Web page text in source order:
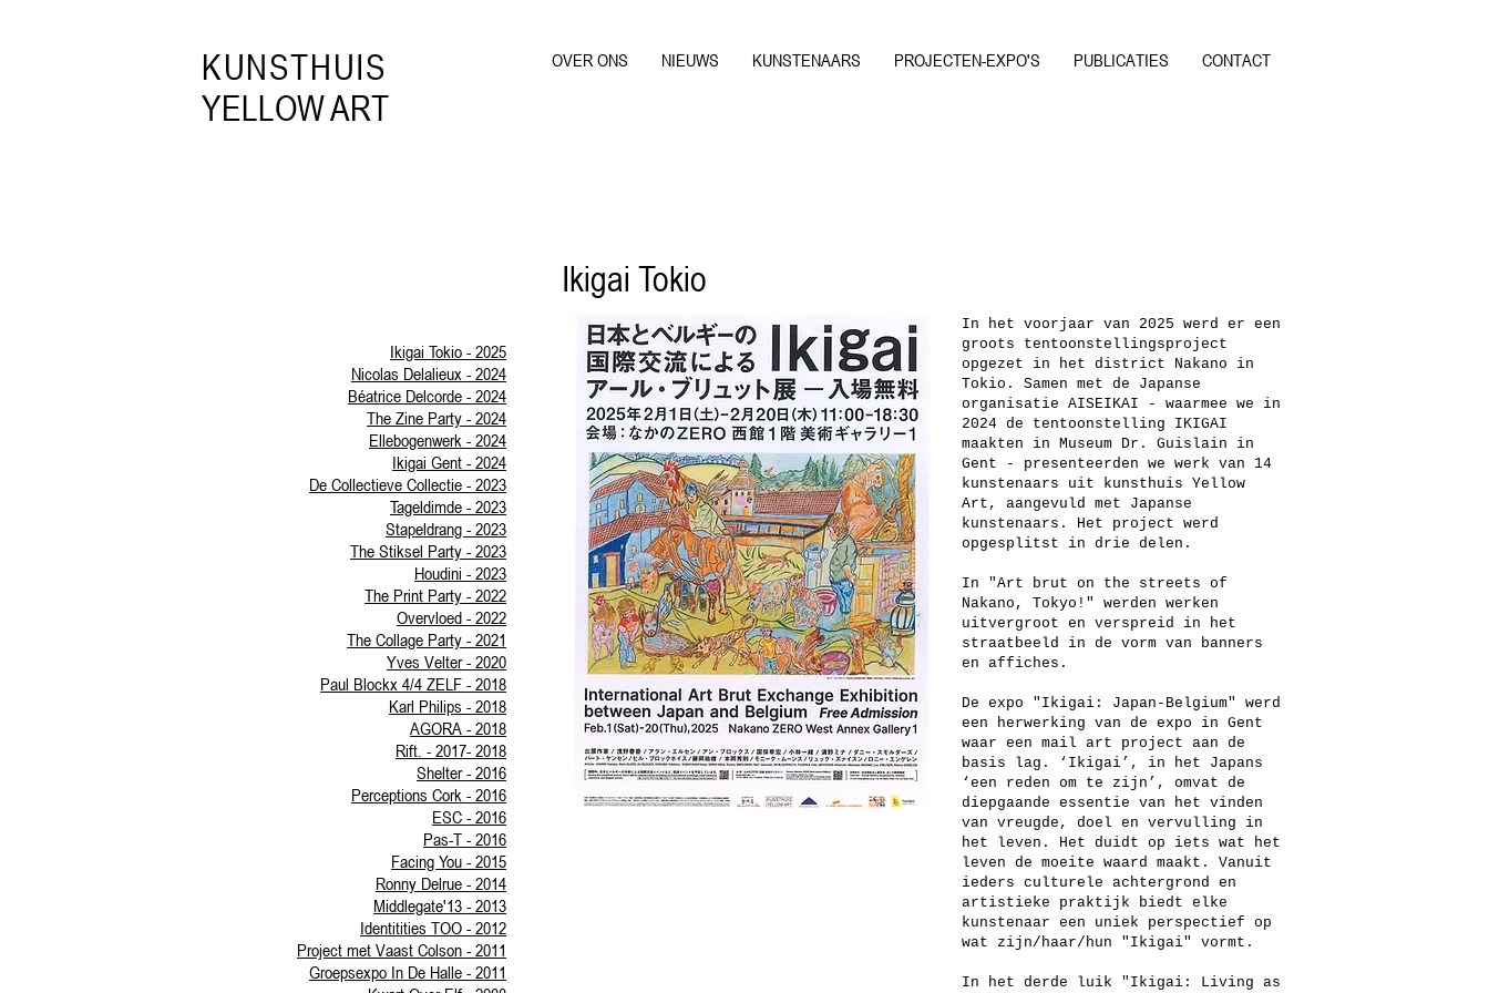
KUNSTHUIS
YELLOW ART
OVER ONS NIEUWS KUNSTENAARS PROJECTEN-EXPO'S PUBLICATIES CONTACT
Ikigai Tokio
Ikigai Tokio - 2025
Nicolas Delalieux - 2024
Béatrice Delcorde - 2024
The Zine Party - 2024
Ellebogenwerk - 2024
Ikigai Gent - 2024
De Collectieve Collectie - 2023
Tageldimde - 2023
Stapeldrang - 2023
The Stiksel Party - 2023
Houdini - 2023
The Print Party - 2022
Overvloed - 2022
The Collage Party - 2021
Yves Velter - 2020
Paul Blockx 4/4 ZELF - 2018
Karl Philips - 2018
AGORA - 2018
Rift. - 2017- 2018
Shelter - 2016
Perceptions Cork - 2016
ESC - 2016
Pas-T - 2016
Facing You - 2015
Ronny Delrue - 2014
Middlegate'13 - 2013
Identitities TOO - 2012
Project met Vaast Colson - 2011
Groepsexpo In De Halle - 2011
In het voorjaar van 2025 werd er een
groots tentoonstellingsproject
opgezet in het district Nakano in
Tokio. Samen met de Japanse
organisatie AISEIKAI - waarmee we in
2024 de tentoonstelling IKIGAI
maakten in Museum Dr. Guislain in
Gent - presenteerden we werk van 14
kunstenaars uit kunsthuis Yellow
Art, aangevuld met Japanse
kunstenaars. Het project werd
opgesplitst in drie delen.
In "Art brut on the streets of
Nakano, Tokyo!" werden werken
uitvergroot en verspreid in het
straatbeeld in de vorm van banners
en affiches.
De expo "Ikigai: Japan-Belgium" werd
een herwerking van de expo in Gent
waar een mail art project aan de
basis lag. ‘Ikigai’, in het Japans
‘een reden om te zijn’, omvat de
diepgaande essentie van het vinden
van vreugde, doel en vervulling in
het leven. Het duidt op iets wat het
leven de moeite waard maakt. Vanuit
ieders culturele achtergrond en
artistieke praktijk biedt elke
kunstenaar een uniek perspectief op
wat zijn/haar/hun "Ikigai" vormt.
In het derde luik "Ikigai: Living as